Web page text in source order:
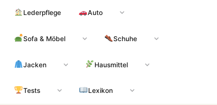
Inhalt
Lederpflege Auto
Sofa & Möbel Schuhe
Jacken Hausmittel
Tests Lexikon